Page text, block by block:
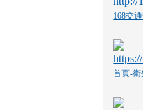
168交
首頁-